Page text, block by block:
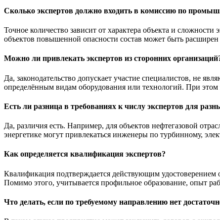
Сколько экспертов должно входить в комиссию по
Точное количество зависит от характера объекта и
объектов повышенной опасности состав может быть расширен
Можно ли привлекать экспертов из сторонних
Да, законодательство допускает участие специалистов, не
определённым видам оборудования или технологий. При
Есть ли разница в требованиях к числу экспертов для
Да, различия есть. Например, для объектов нефтегазовой
энергетике могут привлекаться инженеры по турбинному,
Как определяется квалификация экспертов?
Квалификация подтверждается действующим
Помимо этого, учитывается профильное образование, опыт
Что делать, если по требуемому направлению нет